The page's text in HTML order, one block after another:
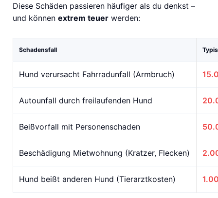
Diese Schäden passieren häufiger als du denkst –
und können extrem teuer werden:
Schadensfall
Hund verursacht Fahrradunfall (Armbruch)
Autounfall durch freilaufenden Hund
Beißvorfall mit Personenschaden
Beschädigung Mietwohnung (Kratzer, Flecken)
Hund beißt anderen Hund (Tierarztkosten)